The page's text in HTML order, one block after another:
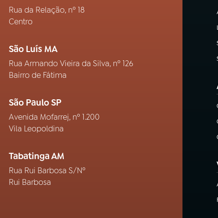
Rua da Relação, nº 18
Centro
São Luís MA
Rua Armando Vieira da Silva, nº 126
Bairro de Fátima
São Paulo SP
Avenida Mofarrej, nº 1.200
Vila Leopoldina
Tabatinga AM
Rua Rui Barbosa S/Nº
Rui Barbosa